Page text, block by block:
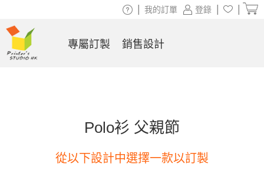
Polo衫 父親節
從以下設計中選擇一款以訂製
登錄
我的訂單
專屬訂製 銷售設計